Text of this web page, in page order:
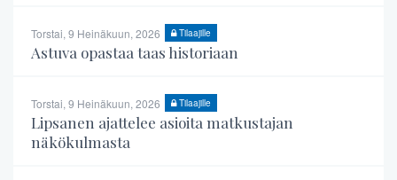
Torstai, 9 Heinäkuun, 2026 Tilaajille
Astuva opastaa taas historiaan
Torstai, 9 Heinäkuun, 2026 Tilaajille
Lipsanen ajattelee asioita matkustajan
näkökulmasta